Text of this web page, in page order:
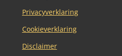
Privacyverklaring
Cookieverklaring
Disclaimer